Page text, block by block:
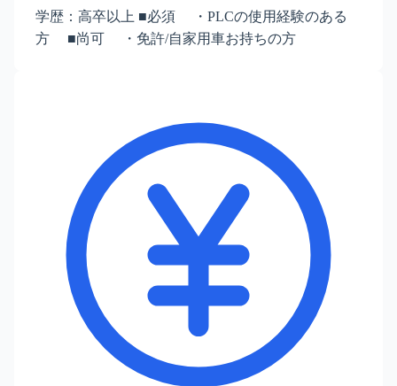
学歴：高卒以上 ■必須 ・PLCの使用経験のある
方 ■尚可 ・免許/自家用車お持ちの方